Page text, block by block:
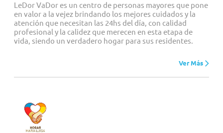
LeDor VaDor es un centro de personas mayores que pone
en valor a la vejez brindando los mejores cuidados y la
atención que necesitan las 24hs del día, con calidad
profesional y la calidez que merecen en esta etapa de
vida, siendo un verdadero hogar para sus residentes.
Ver Más